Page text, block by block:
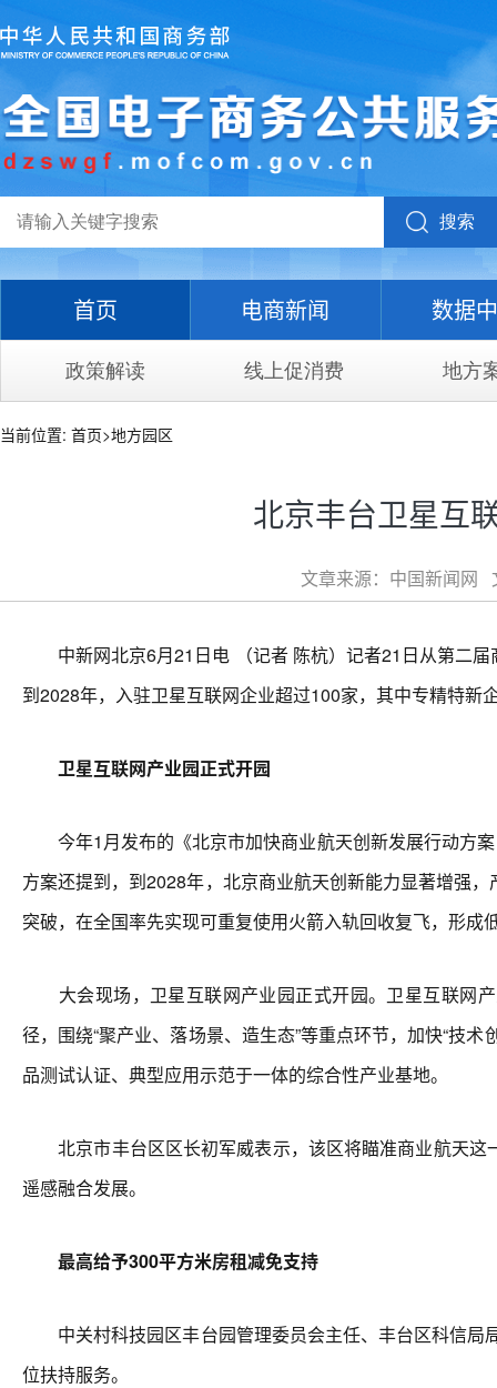
搜索
首页 电商新闻 数据
政策解读 线上促消费 地方
当前位置: 首页>地方园区
北京丰台卫星互
文章来源：中国新闻网
中新网北京6月21日电 （记者 陈杭）记者21日从第二届
到2028年，入驻卫星互联网企业超过100家，其中专精特
卫星互联网产业园正式开园
今年1月发布的《北京市加快商业航天创新发展行动方案
方案还提到，到2028年，北京商业航天创新能力显著增强
突破，在全国率先实现可重复使用火箭入轨回收复飞，形
大会现场，卫星互联网产业园正式开园。卫星互联网
径，围绕“聚产业、落场景、造生态”等重点环节，加快“技
品测试认证、典型应用示范于一体的综合性产业基地。
北京市丰台区区长初军威表示，该区将瞄准商业航天这
遥感融合发展。
最高给予300平方米房租减免支持
中关村科技园区丰台园管理委员会主任、丰台区科信局
位扶持服务。